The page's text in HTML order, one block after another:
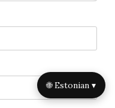
🌐 Estonian ▾